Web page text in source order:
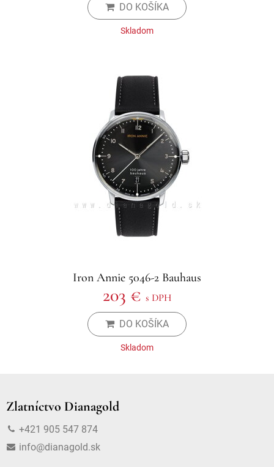
DO KOŠÍKA
Skladom
Iron Annie 5046-2 Bauhaus
203 € s DPH
DO KOŠÍKA
Skladom
Zlatníctvo Dianagold
+421 905 547 874
info@dianagold.sk